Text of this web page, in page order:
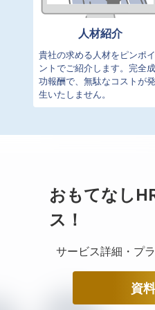
人材紹介
貴社の求める人材をピンポイ
ントでご紹介します。完全成
功報酬で、無駄なコストが発
生いたしません。
おもてなし
ス！
サービス詳細・プ
資